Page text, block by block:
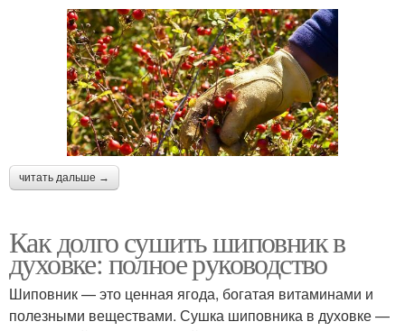
читать дальше →
Как долго сушить шиповник в
духовке: полное руководство
Шиповник — это ценная ягода, богатая витаминами и
полезными веществами. Сушка шиповника в духовке —